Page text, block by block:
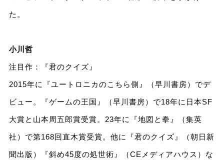
た。
小川哲
注目作：『君のクイズ』
2015年に『ユートロニカのこちら側』（早川書房）でデ
ビュー。『ゲームの王国』（早川書房）で18年に日本SF
大賞と山本周五郎賞受賞。23年に『地図と拳』（集英
社）で第168回直木賞受賞。他に『君のクイズ』（朝日新
聞出版）『斜め45度の処世術』（CEメディアハウス）な